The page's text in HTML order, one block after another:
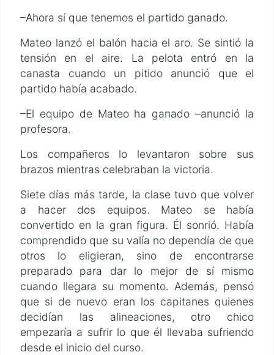
–Ahora sí que tenemos el partido ganado.
Mateo lanzó el balón hacia el aro. Se sintió la
tensión en el aire. La pelota entró en la
canasta cuando un pitido anunció que el
partido había acabado.
–El equipo de Mateo ha ganado –anunció la
profesora.
Los compañeros lo levantaron sobre sus
brazos mientras celebraban la victoria.
Siete días más tarde, la clase tuvo que volver
a hacer dos equipos. Mateo se había
convertido en la gran figura. Él sonrió. Había
comprendido que su valía no dependía de que
otros lo eligieran, sino de encontrarse
preparado para dar lo mejor de sí mismo
cuando llegara su momento. Además, pensó
que si de nuevo eran los capitanes quienes
decidían las alineaciones, otro chico
empezaría a sufrir lo que él llevaba sufriendo
desde el inicio del curso.